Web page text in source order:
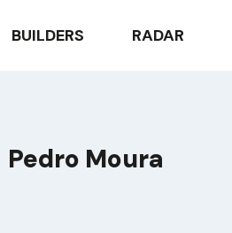
BUILDERS RADAR
Pedro Moura